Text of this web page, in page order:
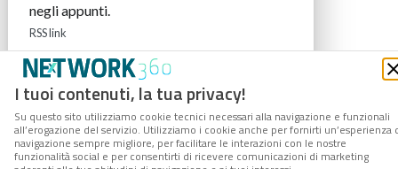
I tuoi contenuti, la tua privacy!
Su questo sito utilizziamo cookie tecnici necessari alla navigazione e funzionali
all’erogazione del servizio. Utilizziamo i cookie anche per fornirti un’esperienza
navigazione sempre migliore, per facilitare le interazioni con le nostre
funzionalità social e per consentirti di ricevere comunicazioni di marketing
negli appunti.
RSS link
COPIA LINK